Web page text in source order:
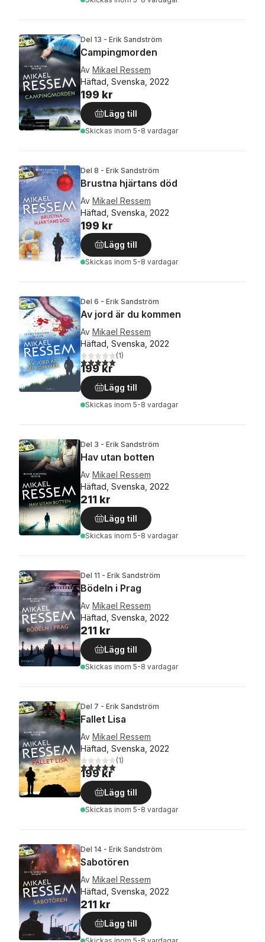
Del 13 - Erik Sandström
Campingmorden
Av Mikael Ressem
Häftad, Svenska, 2022
199 kr
Lägg till
Skickas inom 5-8 vardagar
Del 8 - Erik Sandström
Brustna hjärtans död
Av Mikael Ressem
Häftad, Svenska, 2022
199 kr
Lägg till
Skickas inom 5-8 vardagar
Del 6 - Erik Sandström
Av jord är du kommen
Av Mikael Ressem
Häftad, Svenska, 2022
5,0utav 5 stjärnor. Totalt antal röster:
(1)
199 kr
Lägg till
Skickas inom 5-8 vardagar
Del 3 - Erik Sandström
Hav utan botten
Av Mikael Ressem
Häftad, Svenska, 2022
211 kr
Lägg till
Skickas inom 5-8 vardagar
Del 11 - Erik Sandström
Bödeln i Prag
Av Mikael Ressem
Häftad, Svenska, 2022
211 kr
Lägg till
Skickas inom 5-8 vardagar
Del 7 - Erik Sandström
Fallet Lisa
Av Mikael Ressem
Häftad, Svenska, 2022
5,0utav 5 stjärnor. Totalt antal röster:
(1)
199 kr
Lägg till
Skickas inom 5-8 vardagar
Del 14 - Erik Sandström
Sabotören
Av Mikael Ressem
Häftad, Svenska, 2022
211 kr
Lägg till